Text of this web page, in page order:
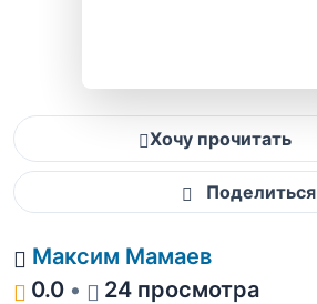
Хочу прочитать
Поделиться
Максим Мамаев
0.0 • 24 просмотра